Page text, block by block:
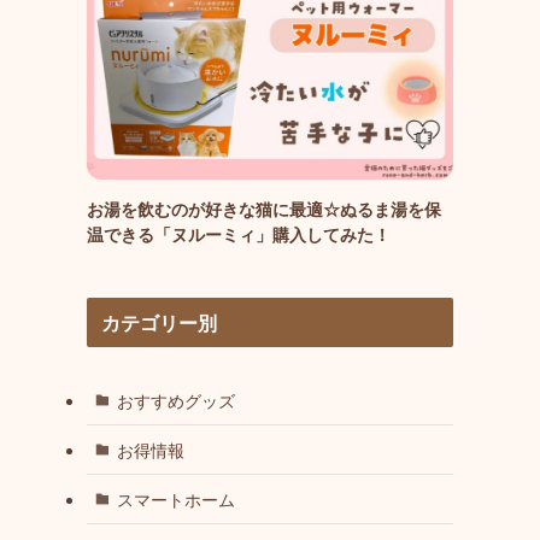
お湯を飲むのが好きな猫に最適☆ぬるま湯を保
温できる「ヌルーミィ」購入してみた！
カテゴリー別
おすすめグッズ
お得情報
スマートホーム